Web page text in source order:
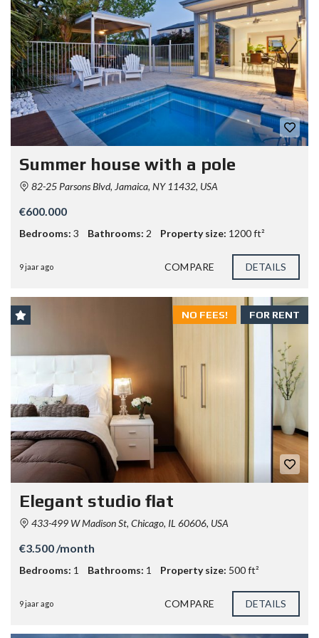
Summer house with a pole
82-25 Parsons Blvd, Jamaica, NY 11432, USA
€600.000
Bedrooms: 3 Bathrooms: 2 Property size: 1200 ft²
9 jaar ago COMPARE DETAILS
FOR RENT
NO FEES!
Elegant studio flat
433-499 W Madison St, Chicago, IL 60606, USA
€3.500 /month
Bedrooms: 1 Bathrooms: 1 Property size: 500 ft²
9 jaar ago COMPARE DETAILS